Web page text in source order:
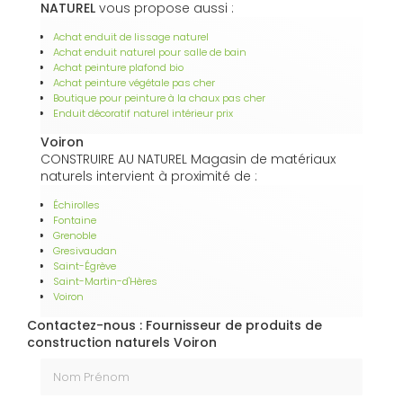
NATUREL vous propose aussi :
Achat enduit de lissage naturel
Achat enduit naturel pour salle de bain
Achat peinture plafond bio
Achat peinture végétale pas cher
Boutique pour peinture à la chaux pas cher
Enduit décoratif naturel intérieur prix
Voiron
CONSTRUIRE AU NATUREL Magasin de matériaux
naturels intervient à proximité de :
Échirolles
Fontaine
Grenoble
Gresivaudan
Saint-Égrève
Saint-Martin-d'Hères
Voiron
Contactez-nous : Fournisseur de produits de
construction naturels Voiron